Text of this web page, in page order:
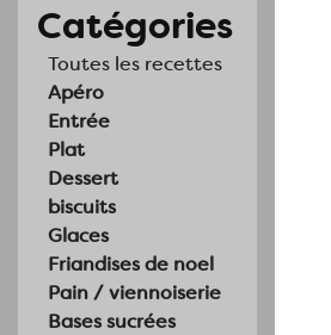
Catégories
Toutes les recettes
Apéro
Entrée
Plat
Dessert
biscuits
Glaces
Friandises de noel
Pain / viennoiserie
Bases sucrées